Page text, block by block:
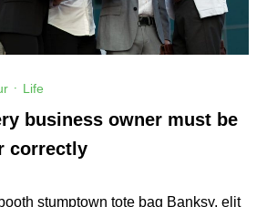
· Life
business owner must be
correctly
stumptown tote bag Banksy, elit